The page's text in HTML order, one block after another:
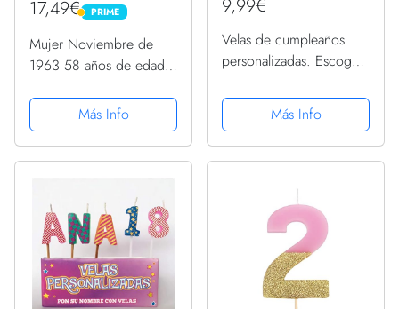
17,49€ PRIME
PRIME
Mujer Noviembre de
1963 58 años de edad
gráfico de vela Camiseta
Cuello V
Más Info
9,99€
Velas de cumpleaños
personalizadas. Escoge
color de las velas.
Compra solidaria
Más Info